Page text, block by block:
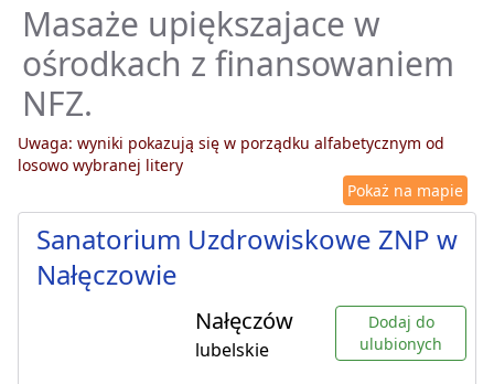
Masaże upiększajace w
ośrodkach z finansowaniem
NFZ.
Uwaga: wyniki pokazują się w porządku alfabetycznym od
losowo wybranej litery
Pokaż na mapie
Sanatorium Uzdrowiskowe ZNP w
Nałęczowie
Nałęczów
lubelskie
Dodaj do
ulubionych